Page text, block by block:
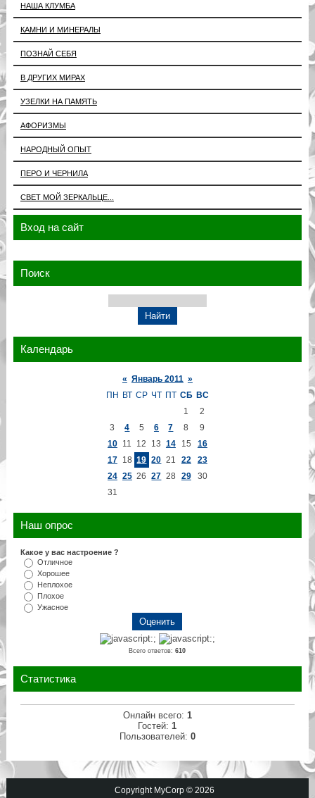
НАША КЛУМБА
КАМНИ И МИНЕРАЛЫ
ПОЗНАЙ СЕБЯ
В ДРУГИХ МИРАХ
УЗЕЛКИ НА ПАМЯТЬ
АФОРИЗМЫ
НАРОДНЫЙ ОПЫТ
ПЕРО И ЧЕРНИЛА
СВЕТ МОЙ ЗЕРКАЛЬЦЕ...
Вход на сайт
Поиск
Календарь
« Январь 2011 »
ПН ВТ СР ЧТ ПТ СБ ВС
1
2
3
4 5 6 7 8
9
10 11 12 13 14 15
16
17 18 19 20 21 22
23
24 25 26 27 28 29
30
31
Наш опрос
Какое у вас настроение ?
Отличное
Хорошее
Неплохое
Плохое
Ужасное
Всего ответов:610
Статистика
Онлайн всего: 1
Гостей: 1
Пользователей: 0
Copyright MyCorp © 2026